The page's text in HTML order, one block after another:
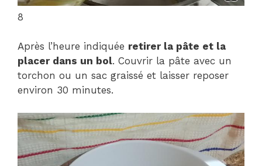
8
Après l’heure indiquée retirer la pâte et la
placer dans un bol. Couvrir la pâte avec un
torchon ou un sac graissé et laisser reposer
environ 30 minutes.